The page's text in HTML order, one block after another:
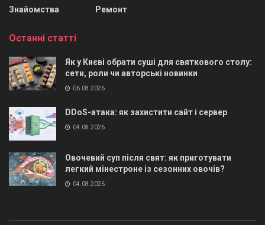
Знайомства
Ремонт
Останні статті
Як у Києві обрати суші для святкового столу:
сети, роли чи авторські новинки
06.08.2026
DDoS-атака: як захистити сайт і сервер
04.08.2026
Овочевий суп після свят: як приготувати
легкий мінестроне із сезонних овочів?
04.08.2026